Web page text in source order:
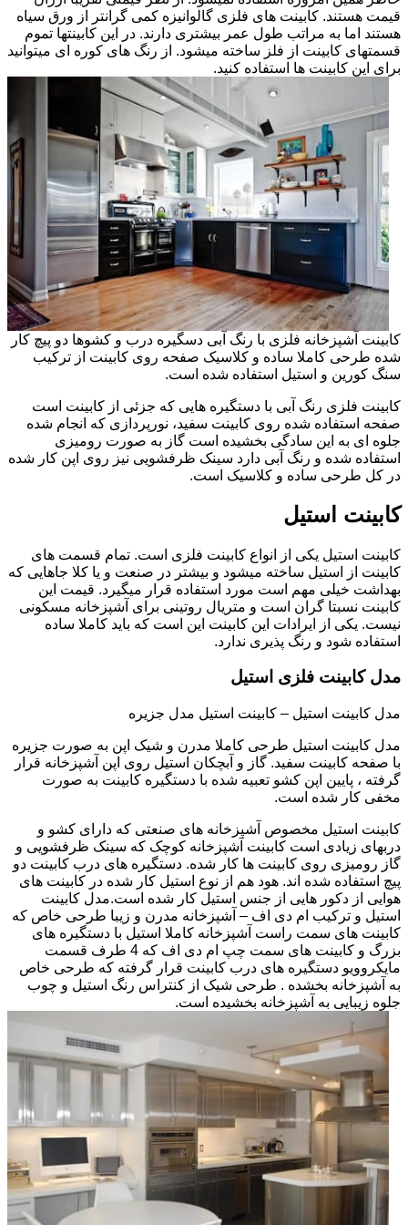
قیمت هستند. کابینت های فلزی گالوانیزه کمی گرانتر از ورق سیاه
هستند اما به مراتب طول عمر بیشتری دارند. در این کابینتها تموم
قسمتهای کابینت از فلز ساخته میشود. از رنگ های کوره ای میتوانید
برای این کابینت ها استفاده کنید.
کابینت آشپزخانه فلزی با رنگ آبی دسگیره درب و کشوها دو پیچ کار
شده طرحی کاملا ساده و کلاسیک صفحه روی کابینت از ترکیب
سنگ کورین و استیل استفاده شده است.
کابینت فلزی رنگ آبی با دستگیره هایی که جزئی از کابینت است
صفحه استفاده شده روی کابینت سفید، نورپردازی که انجام شده
جلوه ای به این سادگی بخشیده است گاز به صورت رومیزی
استفاده شده و رنگ آبی دارد سینک ظرفشویی نیز روی اپن کار شده
در کل طرحی ساده و کلاسیک است.
کابینت استیل
کابینت استیل یکی از انواع کابینت فلزی است. تمام قسمت های
کابینت از استیل ساخته میشود و بیشتر در صنعت و یا کلا جاهایی که
بهداشت خیلی مهم است مورد استفاده قرار میگیرد. قیمت این
کابینت نسبتا گران است و متریال روتینی برای آشپزخانه مسکونی
نیست. یکی از ایرادات این کابینت این است که باید کاملا ساده
استفاده شود و رنگ پذیری ندارد.
مدل کابینت فلزی استیل
مدل کابینت استیل – کابینت استیل مدل جزیره
مدل کابینت استیل طرحی کاملا مدرن و شیک اپن به صورت جزیره
با صفحه کابینت سفید. گاز و آبچکان استیل روی اپن آشپزخانه قرار
گرفته ، پایین اپن کشو تعبیه شده با دستگیره کابینت به صورت
مخفی کار شده است.
کابینت استیل مخصوص آشپزخانه های صنعتی که دارای کشو و
دربهای زیادی است کابینت آشپزخانه کوچک که سینک ظرفشویی و
گاز رومیزی روی کابینت ها کار شده. دستگیره های درب کابینت دو
پیچ استفاده شده اند. هود هم از نوع استیل کار شده در کابینت های
هوایی از دکور هایی از جنس استیل کار شده است.مدل کابینت
استیل و ترکیب ام دی اف – آشپزخانه مدرن و زیبا طرحی خاص که
کابینت های سمت راست آشپزخانه کاملا استیل با دستگیره های
بزرگ و کابینت های سمت چپ ام دی اف که 4 طرف قسمت
مایکروویو دستگیره های درب کابینت قرار گرفته که طرحی خاص
به آشپزخانه بخشده . طرحی شیک از کنتراس رنگ استیل و چوب
جلوه زیبایی به آشپزخانه بخشیده است.